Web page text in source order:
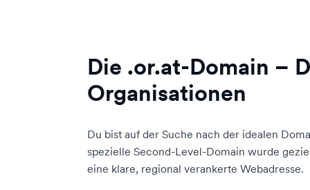
Die .or.at-Domain –
Organisationen
Du bist auf der Suche nach der idealen
spezielle Second-Level-Domain wurde
eine klare, regional verankerte Webadresse.